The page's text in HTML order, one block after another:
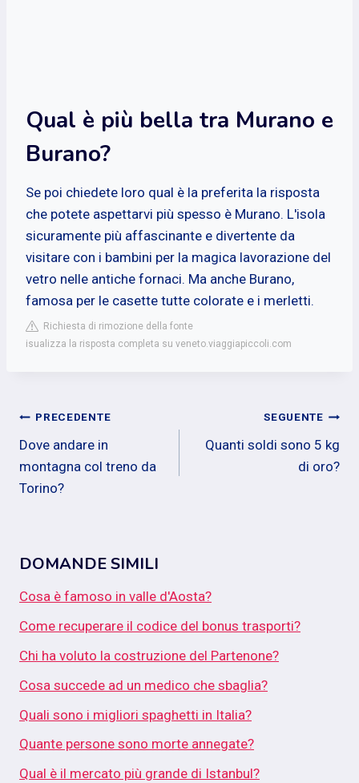
Qual è più bella tra Murano e
Burano?
Se poi chiedete loro qual è la preferita la risposta
che potete aspettarvi più spesso è Murano. L'isola
sicuramente più affascinante e divertente da
visitare con i bambini per la magica lavorazione del
vetro nelle antiche fornaci. Ma anche Burano,
famosa per le casette tutte colorate e i merletti.
Richiesta di rimozione della fonte
isualizza la risposta completa su veneto.viaggiapiccoli.com
Navigazione
articoli
PRECEDENTE
Dove andare in
montagna col treno da
Torino?
SEGUENTE
Quanti soldi sono 5 kg
di oro?
DOMANDE SIMILI
Cosa è famoso in valle d'Aosta?
Come recuperare il codice del bonus trasporti?
Chi ha voluto la costruzione del Partenone?
Cosa succede ad un medico che sbaglia?
Quali sono i migliori spaghetti in Italia?
Quante persone sono morte annegate?
Qual è il mercato più grande di Istanbul?